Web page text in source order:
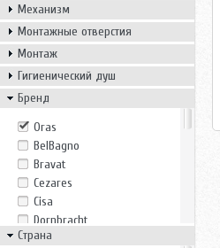
Механизм
Монтажные отверстия
Монтаж
Гигиенический душ
Бренд
Oras
BelBagno
Bravat
Cezares
Cisa
Dornbracht
FIMA Carlo Frattini
Страна